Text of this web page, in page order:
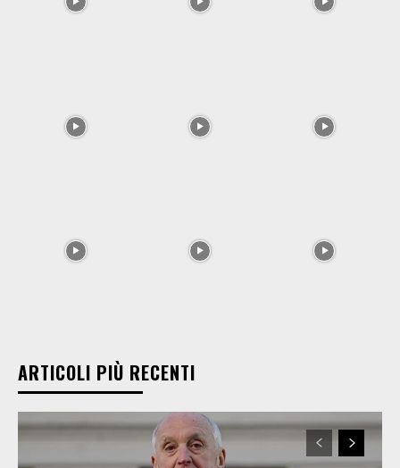
ARTICOLI PIÙ RECENTI